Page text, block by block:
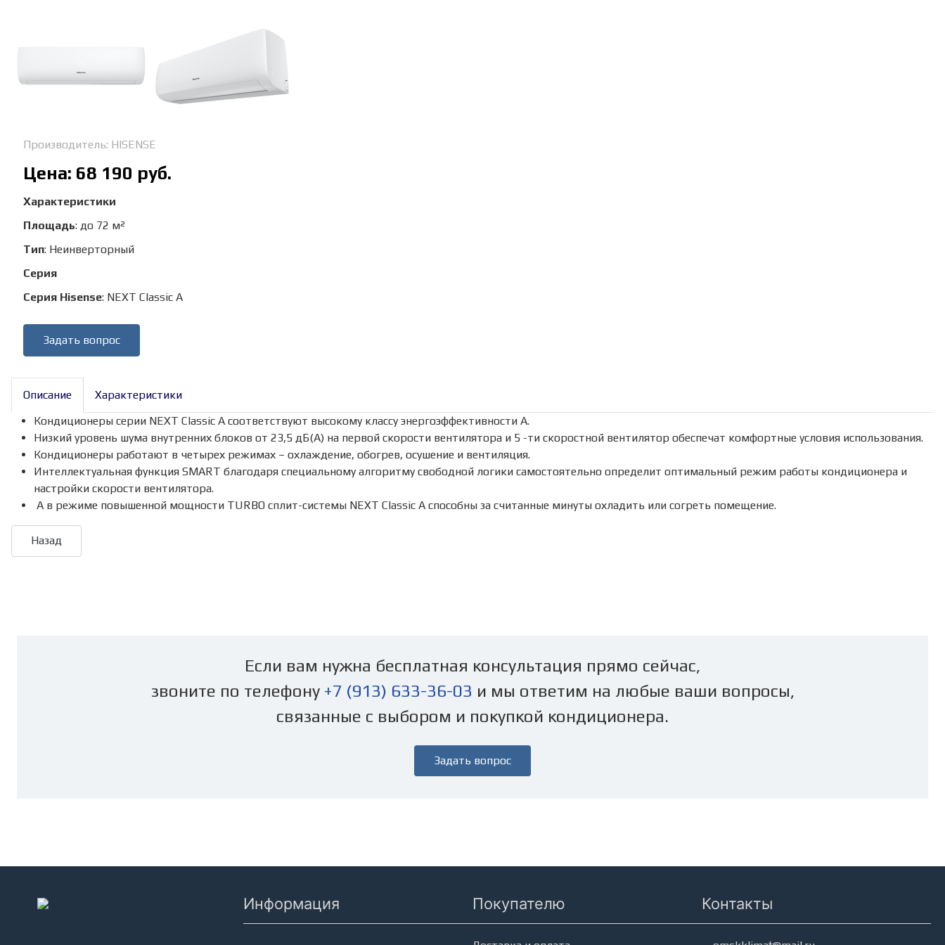
Производитель: HISENSE
Цена: 68 190 руб.
Характеристики
Площадь: до 72 м²
Тип: Неинверторный
Серия
Серия Hisense: NEXT Classic A
Задать вопрос
Описание
Характеристики
Кондиционеры серии NEXT Classic A соответствуют высокому классу энергоэффективности А.
Низкий уровень шума внутренних блоков от 23,5 дБ(А) на первой скорости вентилятора и 5 -ти скоростной вентилятор обеспечат комфортные условия использования.
Кондиционеры работают в четырех режимах – охлаждение, обогрев, осушение и вентиляция.
Интеллектуальная функция SMART благодаря специальному алгоритму свободной логики самостоятельно определит оптимальный режим работы кондиционера и
настройки скорости вентилятора.
А в режиме повышенной мощности TURBO сплит-системы NEXT Classic A способны за считанные минуты охладить или согреть помещение.
Если вам нужна бесплатная консультация прямо сейчас,
звоните по телефону +7 (913) 633-36-03 и мы ответим на любые ваши вопросы,
связанные с выбором и покупкой кондиционера.
Задать вопрос
Информация Покупателю Контакты